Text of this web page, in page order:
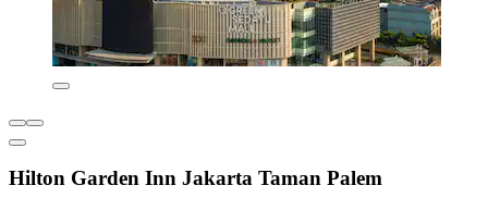
Hilton Garden Inn Jakarta Taman Palem